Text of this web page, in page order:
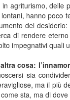
agriturismo, delle
hanno poco
del
di rendere
impegnativi quali
cosa:
sia
ma il più
sta, ma di dove